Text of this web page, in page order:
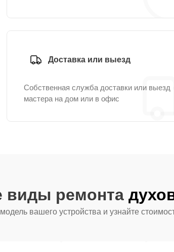
Доставка или выезд
Собственная служба доставки или выезд
мастера на дом или в офис
виды ремонта
вашего устройства и узнайте